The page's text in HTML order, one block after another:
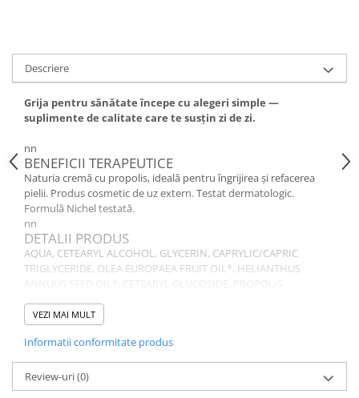
Descriere
Grija pentru sănătate începe cu alegeri simple —
suplimente de calitate care te susțin zi de zi.
nn
BENEFICII TERAPEUTICE
Naturia cremă cu propolis, ideală pentru îngrijirea și refacerea
pielii. Produs cosmetic de uz extern. Testat dermatologic.
Formulă Nichel testată.
nn
DETALII PRODUS
AQUA, CETEARYL ALCOHOL, GLYCERIN, CAPRYLIC/CAPRIC
TRIGLYCERIDE, OLEA EUROPAEA FRUIT OIL*, HELIANTHUS
GUM, PARFUM, BENZYL ALCOHOL, SODIUM BENZOATE,
POTASSIUM SORBATE, LIMONENE, BENZYL SALICYLATE, LACTIC
ACID, HEXYL CINNAMAL, LINALOOL, GERANIOL,
HYDROXYCITRONELLAL, CITRONELLOL, CITRAL, BENZYL
BENZOATE, EUGENOL. *biologic/organic .
nn
VEZI MAI MULT
Informatii conformitate produs
Review-uri(0)